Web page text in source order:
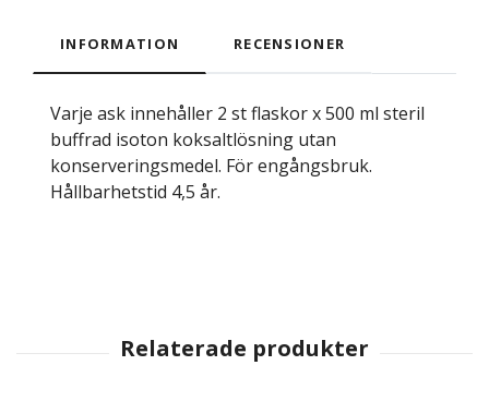
INFORMATION RECENSIONER
Varje ask innehåller 2 st flaskor x 500 ml steril
buffrad isoton koksaltlösning utan
konserveringsmedel. För engångsbruk.
Hållbarhetstid 4,5 år.